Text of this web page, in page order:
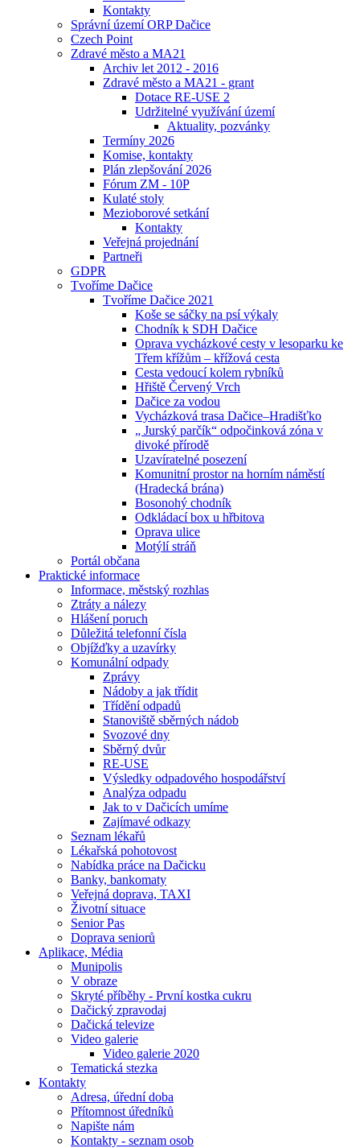
Kontakty
Správní území ORP Dačice
Czech Point
Zdravé město a MA21
Archiv let 2012 - 2016
Zdravé město a MA21 - grant
Dotace RE-USE 2
Udržitelné využívání území
Aktuality, pozvánky
Termíny 2026
Komise, kontakty
Plán zlepšování 2026
Fórum ZM - 10P
Kulaté stoly
Mezioborové setkání
Kontakty
Veřejná projednání
Partneři
GDPR
Tvoříme Dačice
Tvoříme Dačice 2021
Koše se sáčky na psí výkaly
Chodník k SDH Dačice
Oprava vycházkové cesty v lesoparku ke
Třem křížům – křížová cesta
Cesta vedoucí kolem rybníků
Hřiště Červený Vrch
Dačice za vodou
Vycházková trasa Dačice–Hradišťko
„ Jurský parčík“ odpočinková zóna v
divoké přírodě
Uzavíratelné posezení
Komunitní prostor na horním náměstí
(Hradecká brána)
Bosonohý chodník
Odkládací box u hřbitova
Oprava ulice
Motýlí stráň
Portál občana
Praktické informace
Informace, městský rozhlas
Ztráty a nálezy
Hlášení poruch
Důležitá telefonní čísla
Objížďky a uzavírky
Komunální odpady
Zprávy
Nádoby a jak třídit
Třídění odpadů
Stanoviště sběrných nádob
Svozové dny
Sběrný dvůr
RE-USE
Výsledky odpadového hospodářství
Analýza odpadu
Jak to v Dačicích umíme
Zajímavé odkazy
Seznam lékařů
Lékařská pohotovost
Nabídka práce na Dačicku
Banky, bankomaty
Veřejná doprava, TAXI
Životní situace
Senior Pas
Doprava seniorů
Aplikace, Média
Munipolis
V obraze
Skryté příběhy - První kostka cukru
Dačický zpravodaj
Dačická televize
Video galerie
Video galerie 2020
Tematická stezka
Kontakty
Adresa, úřední doba
Přítomnost úředníků
Napište nám
Kontakty - seznam osob